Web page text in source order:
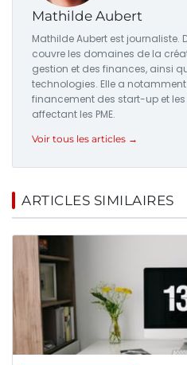
Mathilde Aubert
Mathilde Aubert est journaliste.
couvre les domaines de la
gestion et des finances, ainsi
technologies. Elle a
financement des start-up et
affectant les PME.
Voir tous les articles →
ARTICLES SIMILAIRES